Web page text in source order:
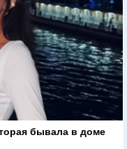
бывала в доме